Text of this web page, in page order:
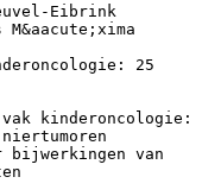
Eibrink
25
kinderoncologie:
bijwerkingen van